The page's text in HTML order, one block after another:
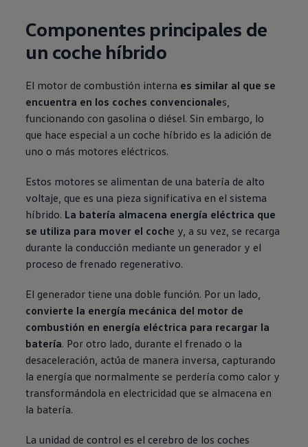
Componentes principales de
un coche híbrido
El motor de combustión interna es similar al que se
encuentra en los coches convencionales,
funcionando con gasolina o diésel. Sin embargo, lo
que hace especial a un coche híbrido es la adición de
uno o más motores eléctricos.
Estos motores se alimentan de una batería de alto
voltaje, que es una pieza significativa en el sistema
híbrido. La batería almacena energía eléctrica que
se utiliza para mover el coche y, a su vez, se recarga
durante la conducción mediante un generador y el
proceso de frenado regenerativo.
El generador tiene una doble función. Por un lado,
convierte la energía mecánica del motor de
combustión en energía eléctrica para recargar la
batería. Por otro lado, durante el frenado o la
desaceleración, actúa de manera inversa, capturando
la energía que normalmente se perdería como calor y
transformándola en electricidad que se almacena en
la batería.
La unidad de control es el cerebro de los coches